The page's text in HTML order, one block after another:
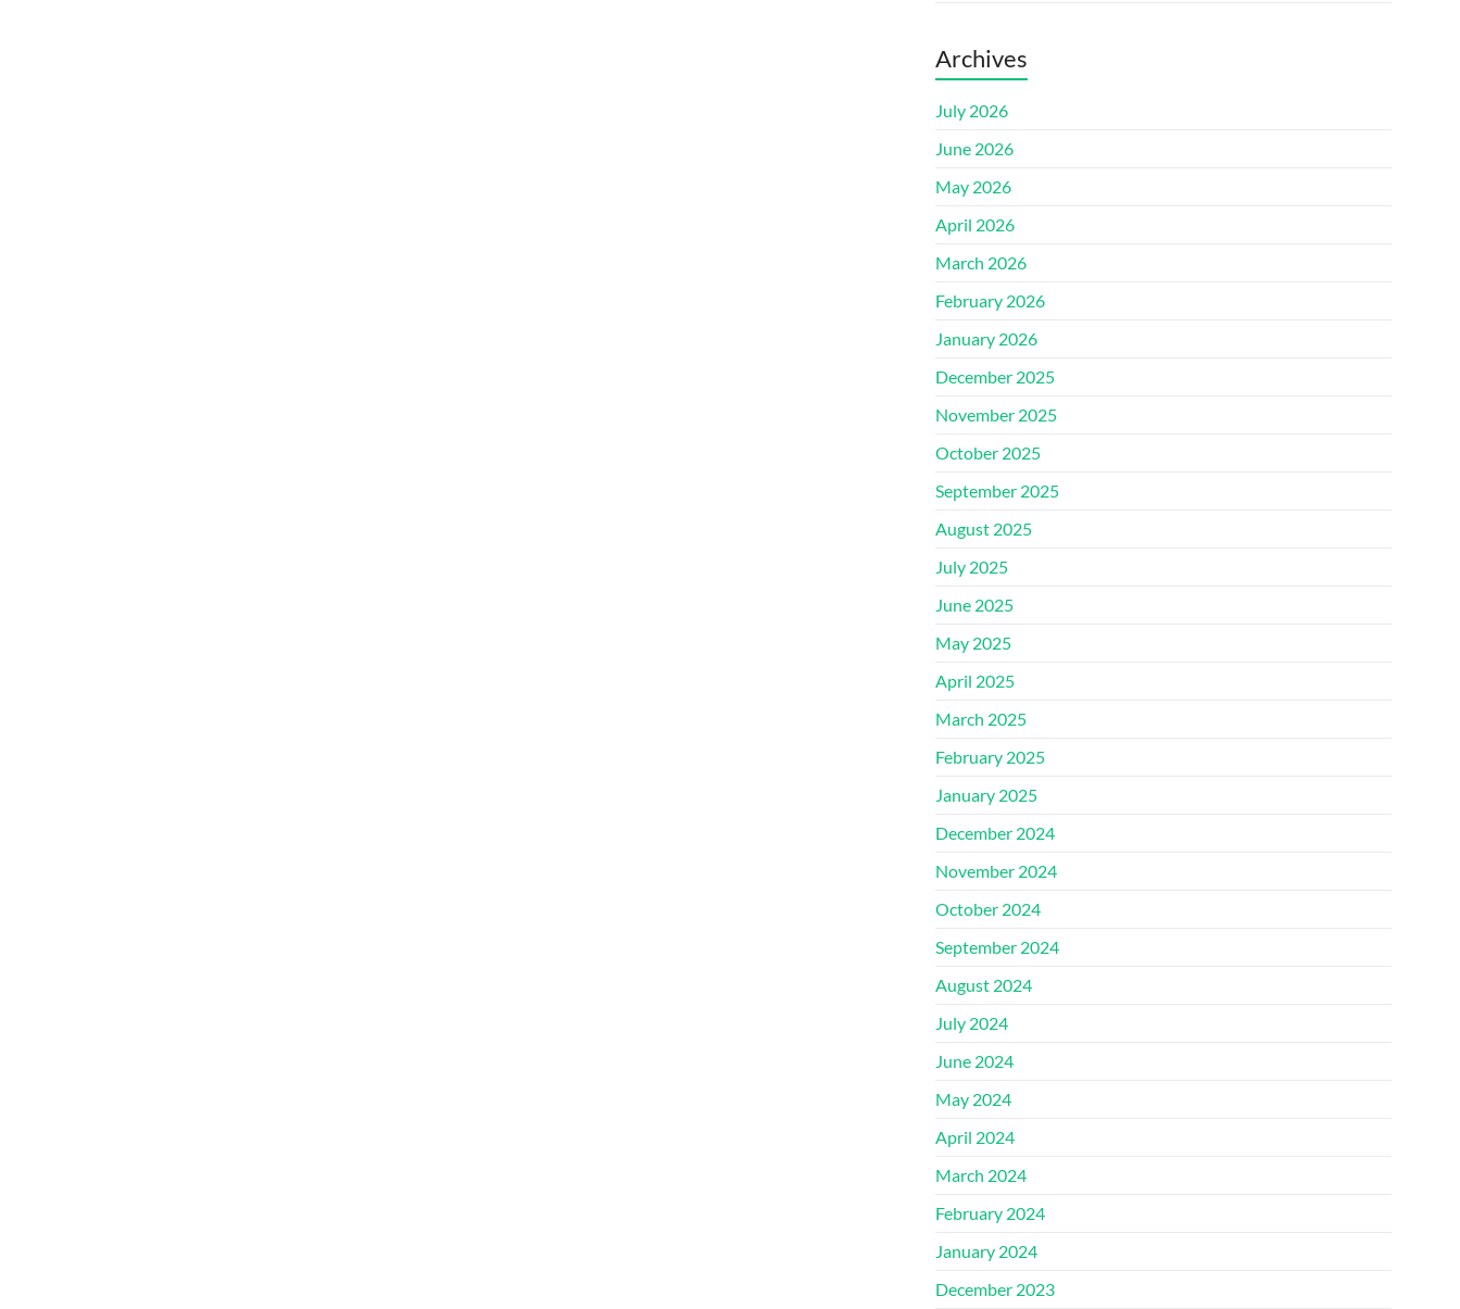
Archives
July 2026
June 2026
May 2026
April 2026
March 2026
February 2026
January 2026
December 2025
November 2025
October 2025
September 2025
August 2025
July 2025
June 2025
May 2025
April 2025
March 2025
February 2025
January 2025
December 2024
November 2024
October 2024
September 2024
August 2024
July 2024
June 2024
May 2024
April 2024
March 2024
February 2024
January 2024
December 2023